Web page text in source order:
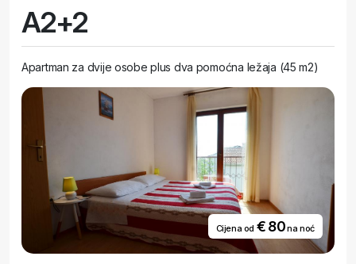
A2+2
Apartman za dvije osobe plus dva pomoćna ležaja (45 m2)
Cijena od € 80na noć